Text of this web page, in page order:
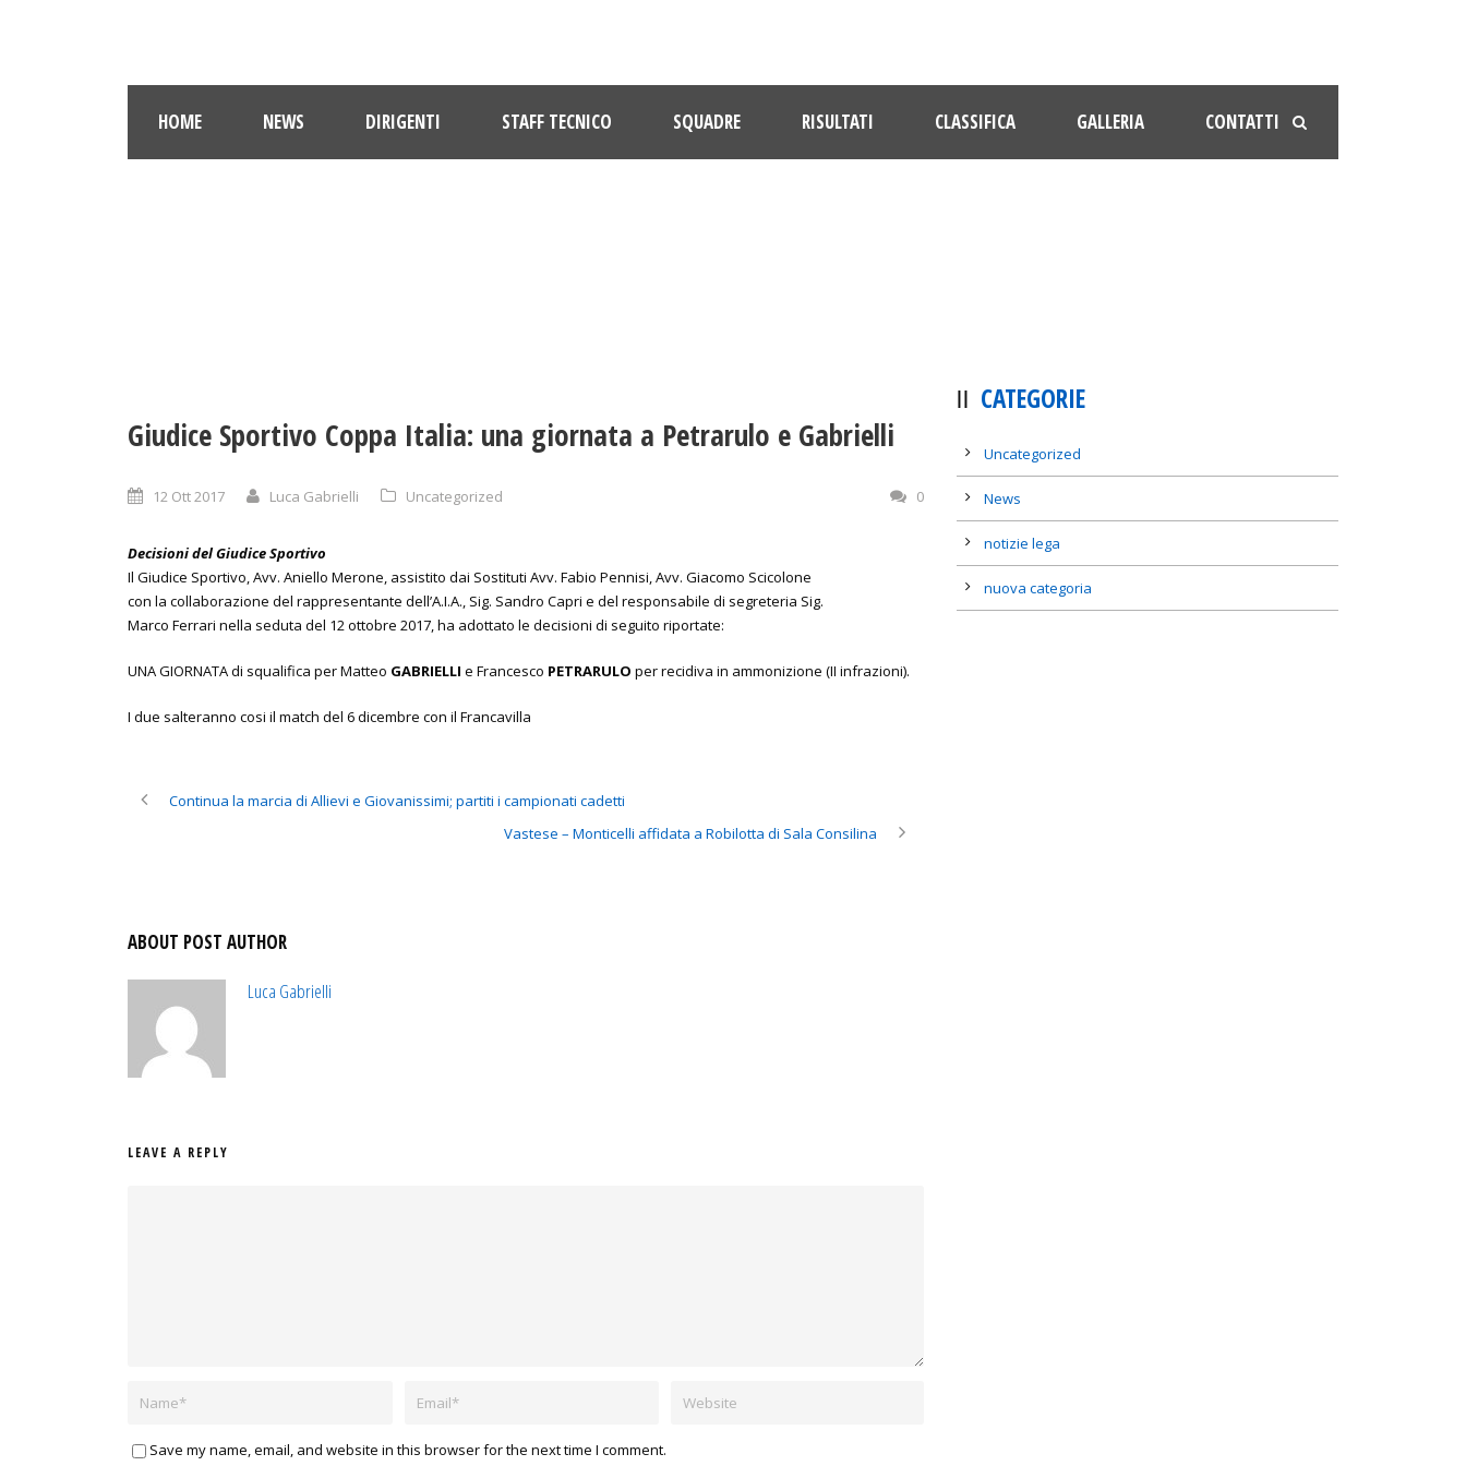
HOME NEWS DIRIGENTI STAFF TECNICO SQUADRE RISULTATI CLASSIFICA GALLERIA CONTATTI
Giudice Sportivo Coppa Italia: una giornata a Petrarulo e Gabrielli
12 Ott 2017 Luca Gabrielli Uncategorized 0
Decisioni del Giudice Sportivo
Il Giudice Sportivo, Avv. Aniello Merone, assistito dai Sostituti Avv. Fabio Pennisi, Avv. Giacomo Scicolone
con la collaborazione del rappresentante dell’A.I.A., Sig. Sandro Capri e del responsabile di segreteria Sig.
Marco Ferrari nella seduta del 12 ottobre 2017, ha adottato le decisioni di seguito riportate:
UNA GIORNATA di squalifica per Matteo GABRIELLI e Francesco PETRARULO per recidiva in ammonizione (II infrazioni).
I due salteranno cosi il match del 6 dicembre con il Francavilla
Continua la marcia di Allievi e Giovanissimi; partiti i campionati cadetti
Vastese – Monticelli affidata a Robilotta di Sala Consilina
ABOUT POST AUTHOR
Luca Gabrielli
LEAVE A REPLY
Save my name, email, and website in this browser for the next time I comment.
CATEGORIE
Uncategorized
News
notizie lega
nuova categoria